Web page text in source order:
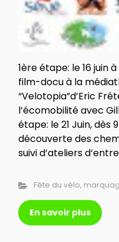
1ère étape: le 16 juin
film-docu à la
“Velotopia”d’Eric
l’écomobilité avec
étape: le 21 Juin, dès
découverte des
suivi d’ateliers
Fête du vélo,
En savoir plus